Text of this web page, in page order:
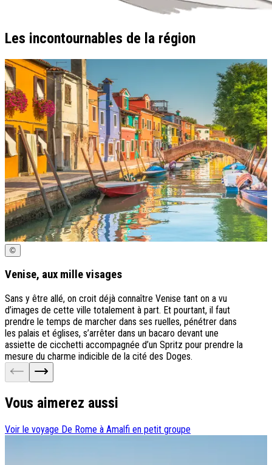
Les incontournables de la région
©
Venise, aux mille visages
Sans y être allé, on croit déjà connaître Venise tant on a vu
d’images de cette ville totalement à part. Et pourtant, il faut
prendre le temps de marcher dans ses ruelles, pénétrer dans
les palais et églises, s’arrêter dans un bacaro devant une
assiette de cicchetti accompagnée d’un Spritz pour prendre la
mesure du charme indicible de la cité des Doges.
Vous aimerez aussi
Voir le voyage De Rome à Amalfi en petit groupe